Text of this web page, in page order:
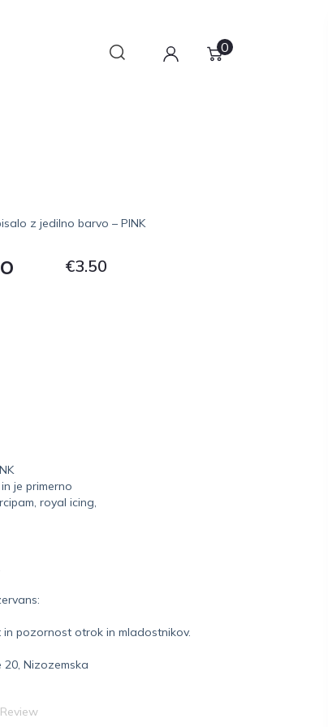
0
z jedilno barvo – PINK
€3.50
je primerno
royal icing,
pozornost otrok in mladostnikov.
20, Nizozemska